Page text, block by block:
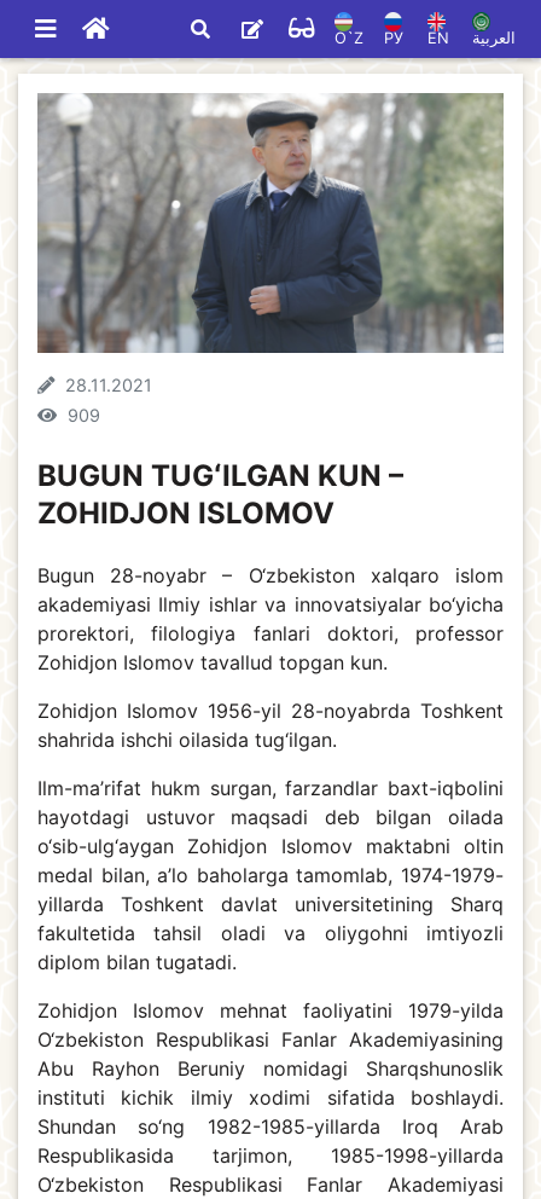
O`Z РУ EN العربية
28.11.2021
909
BUGUN TUGʻILGAN KUN –
ZOHIDJON ISLOMOV
Bugun 28-noyabr – O‘zbekiston xalqaro islom
akademiyasi Ilmiy ishlar va innovatsiyalar bo‘yicha
prorektori, filologiya fanlari doktori, professor
Zohidjon Islomov tavallud topgan kun.
Zohidjon Islomov 1956-yil 28-noyabrda Toshkent
shahrida ishchi oilasida tug‘ilgan.
Ilm-ma’rifat hukm surgan, farzandlar baxt-iqbolini
hayotdagi ustuvor maqsadi deb bilgan oilada
o‘sib-ulg‘aygan Zohidjon Islomov maktabni oltin
medal bilan, a’lo baholarga tamomlab, 1974-1979-
yillarda Toshkent davlat universitetining Sharq
fakultetida tahsil oladi va oliygohni imtiyozli
diplom bilan tugatadi.
Zohidjon Islomov mehnat faoliyatini 1979-yilda
O‘zbekiston Respublikasi Fanlar Akademiyasining
Abu Rayhon Beruniy nomidagi Sharqshunoslik
instituti kichik ilmiy xodimi sifatida boshlaydi.
Shundan so‘ng 1982-1985-yillarda Iroq Arab
Respublikasida tarjimon, 1985-1998-yillarda
O‘zbekiston Respublikasi Fanlar Akademiyasi